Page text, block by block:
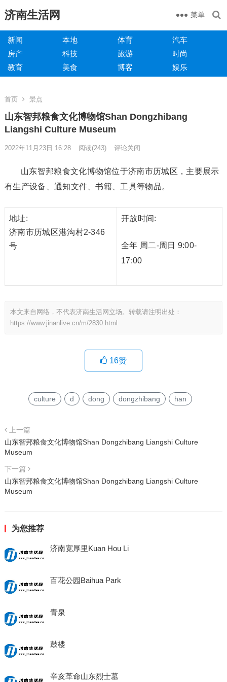
济南生活网 菜单
新闻 本地 体育
汽车
房产
科技 旅游
时尚
教育
美食 博客 娱乐
首页 景点
山东智邦粮食文化博物馆Shan Dongzhibang
Liangshi Culture Museum
2022年11月23日 16:28 阅读(243) 评论关闭
山东智邦粮食文化博物馆位于济南市历城区，主要展示
有生产设备、通知文件、书籍、工具等物品。
地址:
济南市历城区港沟村2-346
号
开放时间:
全年 周二-周日 9:00-
17:00
本文来自网络，不代表济南生活网立场。转载请注明出处：
https://www.jinanlive.cn/m/2830.html
16赞
culture d dong dongzhibang han
上一篇
山东智邦粮食文化博物馆Shan Dongzhibang Liangshi Culture
Museum
下一篇
山东智邦粮食文化博物馆Shan Dongzhibang Liangshi Culture
Museum
为您推荐
济南宽厚里Kuan Hou Li
百花公园Baihua Park
青泉
鼓楼
辛亥革命山东烈士墓